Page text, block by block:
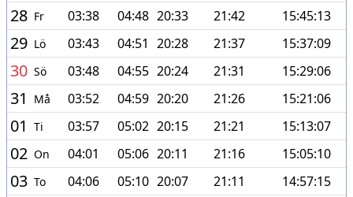
28 Fr 03:38 04:48 20:33 21:42 15:45:13
29 Lö 03:43 04:51 20:28 21:37 15:37:09
30 Sö 03:48 04:55 20:24 21:31 15:29:06
31 Må 03:52 04:59 20:20 21:26 15:21:06
01 Ti 03:57 05:02 20:15 21:21 15:13:07
02 On 04:01 05:06 20:11 21:16 15:05:10
03 To 04:06 05:10 20:07 21:11 14:57:15